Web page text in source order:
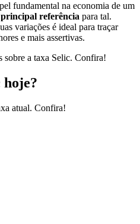
fundamental na economia de um
principal referência para tal.
variações é ideal para traçar
e mais assertivas.
sobre a taxa Selic. Confira!
hoje?
atual. Confira!